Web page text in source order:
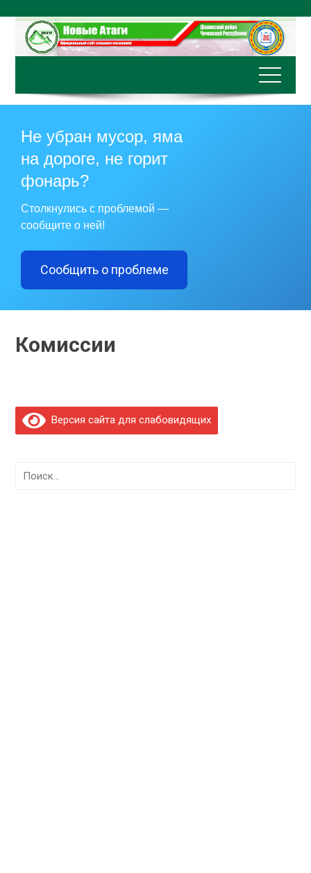
содержимому
Не убран мусор, яма
на дороге, не горит
фонарь?
Столкнулись с проблемой —
сообщите о ней!
Сообщить о проблеме
Комиссии
Версия сайта для слабовидящих
Найти: